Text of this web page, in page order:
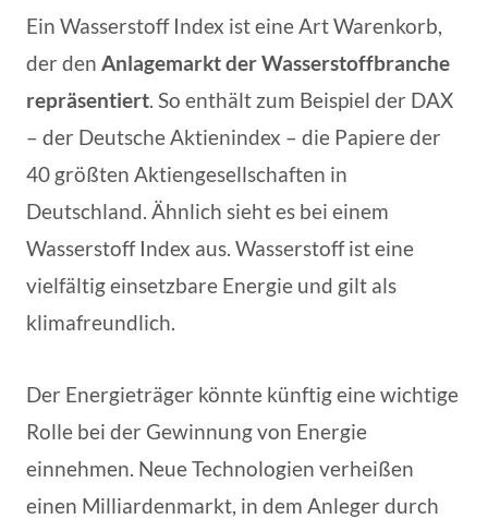
Ein Wasserstoff Index ist eine Art Warenkorb,
der den Anlagemarkt der Wasserstoffbranche
repräsentiert. So enthält zum Beispiel der DAX
– der Deutsche Aktienindex – die Papiere der
40 größten Aktiengesellschaften in
Deutschland. Ähnlich sieht es bei einem
Wasserstoff Index aus. Wasserstoff ist eine
vielfältig einsetzbare Energie und gilt als
klimafreundlich.
Der Energieträger könnte künftig eine wichtige
Rolle bei der Gewinnung von Energie
einnehmen. Neue Technologien verheißen
einen Milliardenmarkt, in dem Anleger durch